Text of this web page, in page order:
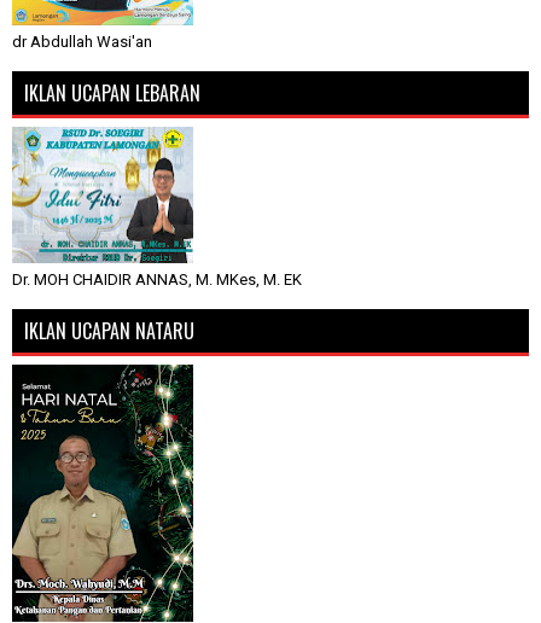
dr Abdullah Wasi'an
IKLAN UCAPAN LEBARAN
Dr. MOH CHAIDIR ANNAS, M. MKes, M. EK
IKLAN UCAPAN NATARU